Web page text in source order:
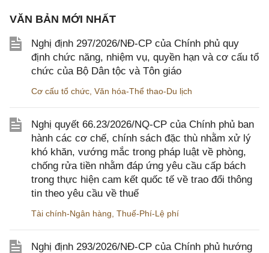
VĂN BẢN MỚI NHẤT
Nghị định 297/2026/NĐ-CP của Chính phủ quy
định chức năng, nhiệm vụ, quyền hạn và cơ cấu tổ
chức của Bộ Dân tộc và Tôn giáo
Cơ cấu tổ chức Văn hóa-Thể thao-Du lịch
Nghị quyết 66.23/2026/NQ-CP của Chính phủ ban
hành các cơ chế, chính sách đặc thù nhằm xử lý
khó khăn, vướng mắc trong pháp luật về phòng,
chống rửa tiền nhằm đáp ứng yêu cầu cấp bách
trong thực hiện cam kết quốc tế về trao đổi thông
tin theo yêu cầu về thuế
Tài chính-Ngân hàng Thuế-Phí-Lệ phí
Nghị định 293/2026/NĐ-CP của Chính phủ hướng